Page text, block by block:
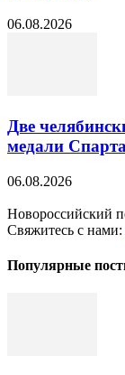
06.08.2026
Две
медали
06.08.2026
Новороссийский
Свяжитесь с нами:
Популярные